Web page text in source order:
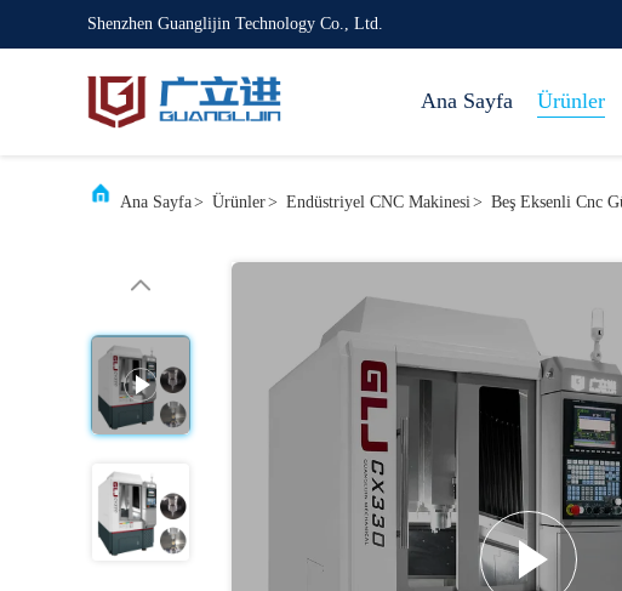
Shenzhen Guanglijin Technology Co., Ltd.
Ana Sayfa Ürünler
Ana Sayfa> Ürünler> Endüstriyel CNC Makinesi> Beş Eksenli Cnc